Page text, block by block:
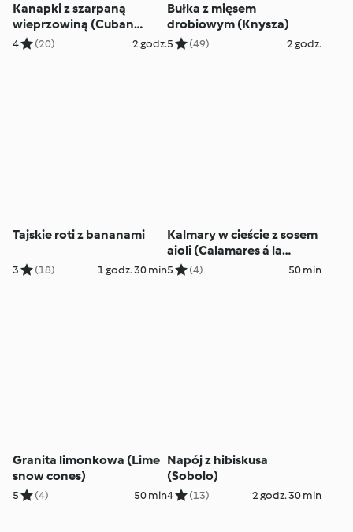
Kanapki z szarpaną
wieprzowiną (Cuban
sandwich)
4 (20) 2 godz.
Bułka z mięsem
drobiowym (Knysza)
5 (49) 2 godz.
Tajskie roti z bananami
3 (18) 1 godz. 30 min
Kalmary w cieście z sosem
aioli (Calamares á la
romana)
5 (4) 50 min
Granita limonkowa (Lime
snow cones)
5 (4) 50 min
Napój z hibiskusa
(Sobolo)
4 (13) 2 godz. 30 min